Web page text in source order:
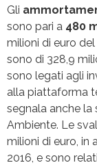
Gli
sono pari a 480
milioni di euro
sono di 328,9
sono legati agli
alla piattaforma
segnala anche la
Ambiente. Le
milioni di euro, in
2016, e sono